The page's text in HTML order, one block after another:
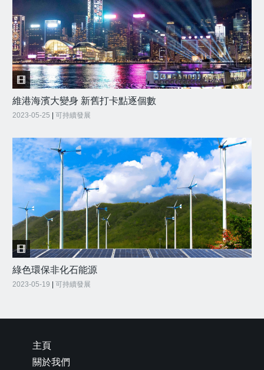
維港海濱大變身 新舊打卡點逐個數
2023-05-25 | 可持續發展
綠色環保非化石能源
2023-05-19 | 可持續發展
主頁
關於我們